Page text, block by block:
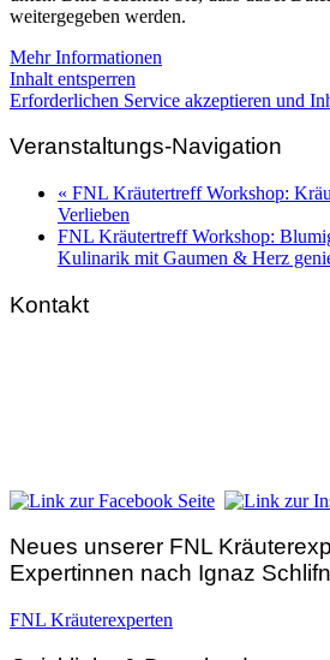
weitergegeben werden.
Mehr Informationen
Inhalt entsperren
Erforderlichen Service akzeptieren und
Veranstaltungs-Navigation
« FNL Kräutertreff Workshop:
Verlieben
FNL Kräutertreff Workshop:
Kulinarik mit Gaumen & Herz
Kontakt
Neues unserer FNL
Expertinnen nach Ignaz
FNL Kräuterexperten